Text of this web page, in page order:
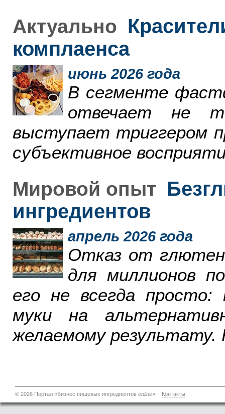
Актуально
комплаенса
июнь 2026 года
В сегменте
отвечает не
выступает триггером
субъективное
Мировой опыт
ингредиентов
апрель 2026 года
Отказ от
для миллионов
его не всегда просто:
муки на
желаемому результату.
© 2026 Портал «Бизнес пищевых ингредиентов online» Контакты